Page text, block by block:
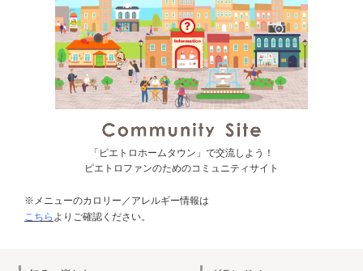
「ピエトロホームタウン」で交流しよう！
ピエトロファンのためのコミュニティサイト
※メニューのカロリー／アレルギー情報は
こちら よりご確認ください。